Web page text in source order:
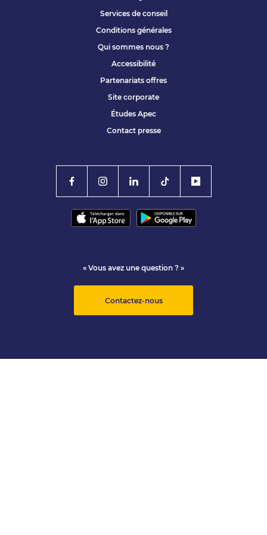
Services de conseil
Conditions générales
Qui sommes nous ?
Accessibilité
Partenariats offres
Site corporate
Études Apec
Contact presse
« Vous avez une question ? »
Contactez-nous